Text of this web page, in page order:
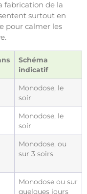
fabrication de la
surtout en
pour calmer les
Schéma
indicatif
Monodose, le
soir
Monodose, le
soir
Monodose, ou
sur 3 soirs
Monodose ou sur
quelques jours